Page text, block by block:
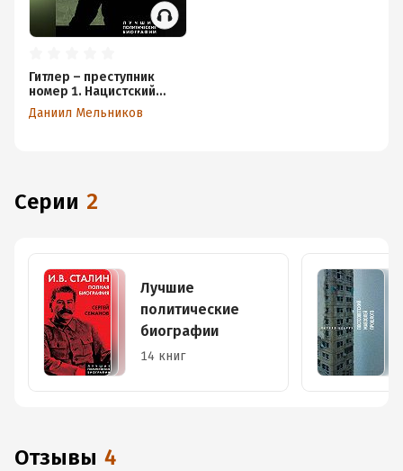
Гитлер – преступник
номер 1. Нацистский
режим и его фюрер
Даниил Мельников
Серии 2
Лучшие
политические
биографии
14 книг
Отзывы 4